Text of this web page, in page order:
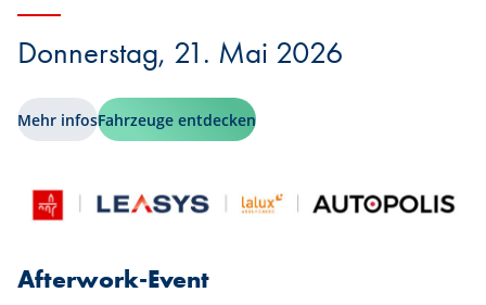
Donnerstag, 21. Mai 2026
Mehr infosFahrzeuge entdecken
Afterwork-Event